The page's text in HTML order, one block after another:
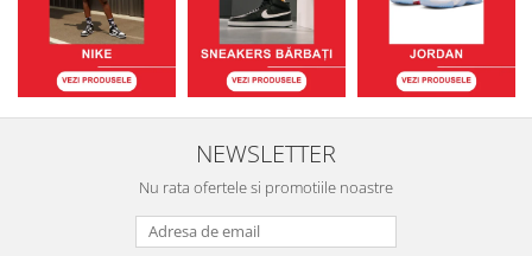
NEWSLETTER
Nu rata ofertele si promotiile noastre